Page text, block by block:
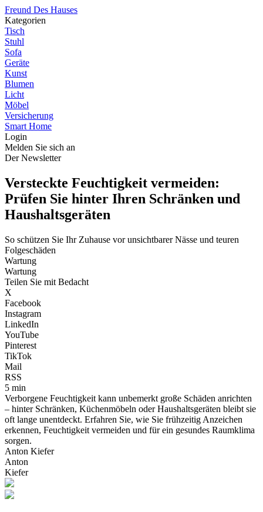
Freund Des Hauses
Kategorien
Tisch
Stuhl
Sofa
Geräte
Kunst
Blumen
Licht
Möbel
Versicherung
Smart Home
Login
Melden Sie sich an
Der Newsletter
Versteckte Feuchtigkeit vermeiden:
Prüfen Sie hinter Ihren Schränken und
Haushaltsgeräten
So schützen Sie Ihr Zuhause vor unsichtbarer Nässe und teuren
Folgeschäden
Wartung
Wartung
Teilen Sie mit Bedacht
X
Facebook
Instagram
LinkedIn
YouTube
Pinterest
TikTok
Mail
RSS
5 min
Verborgene Feuchtigkeit kann unbemerkt große Schäden anrichten
– hinter Schränken, Küchenmöbeln oder Haushaltsgeräten bleibt sie
oft lange unentdeckt. Erfahren Sie, wie Sie frühzeitig Anzeichen
erkennen, Feuchtigkeit vermeiden und für ein gesundes Raumklima
sorgen.
Anton Kiefer
Anton
Kiefer